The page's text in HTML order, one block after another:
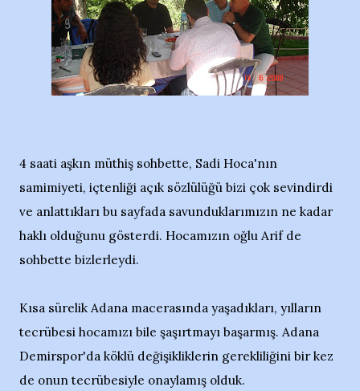
4 saati aşkın müthiş sohbette, Sadi Hoca'nın
samimiyeti, içtenliği açık sözlülüğü bizi çok sevindirdi
ve anlattıkları bu sayfada savunduklarımızın ne kadar
haklı olduğunu gösterdi. Hocamızın oğlu Arif de
sohbette bizlerleydi.
Kısa sürelik Adana macerasında yaşadıkları, yılların
tecrübesi hocamızı bile şaşırtmayı başarmış. Adana
Demirspor'da köklü değişikliklerin gerekliliğini bir kez
de onun tecrübesiyle onaylamış olduk.